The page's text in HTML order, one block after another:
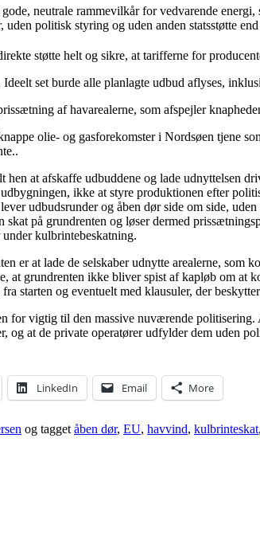
neutrale rammevilkår for vedvarende
uden politisk styring og uden anden statsstøtte
støtte helt og sikre, at tarifferne for
set burde alle planlagte udbud aflyses,
af havarealerne, som afspejler
olie- og gasforekomster i Nordsøen tjene
at afskaffe udbuddene og lade udnyttelsen
ikke at styre produktionen efter
udbudsrunder og åben dør side om side,
på grundrenten og løser dermed
kulbrintebeskatning.
er at lade de selskaber udnytte arealerne,
at grundrenten ikke bliver spist af kapløb om
starten og eventuelt med klausuler, der
for vigtig til den massive nuværende
og at de private operatører udfylder dem uden
LinkedIn Email More
og tagget åben dør, EU, havvind, kulbrinteskat,